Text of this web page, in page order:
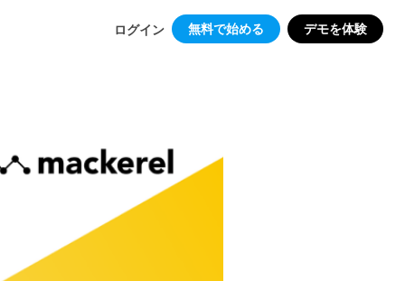
ログイン 無料で始める デモを体験